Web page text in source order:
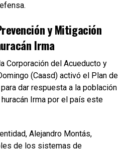
y Mitigación
Irma
Corporación del Acueducto y
(Caasd) activó el Plan de
dar respuesta a la población
Irma por el país este
Alejandro Montás,
de los sistemas de